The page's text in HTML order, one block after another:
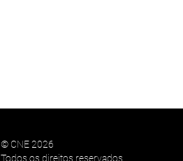
© CNE 2026
Todos os direitos reservados..